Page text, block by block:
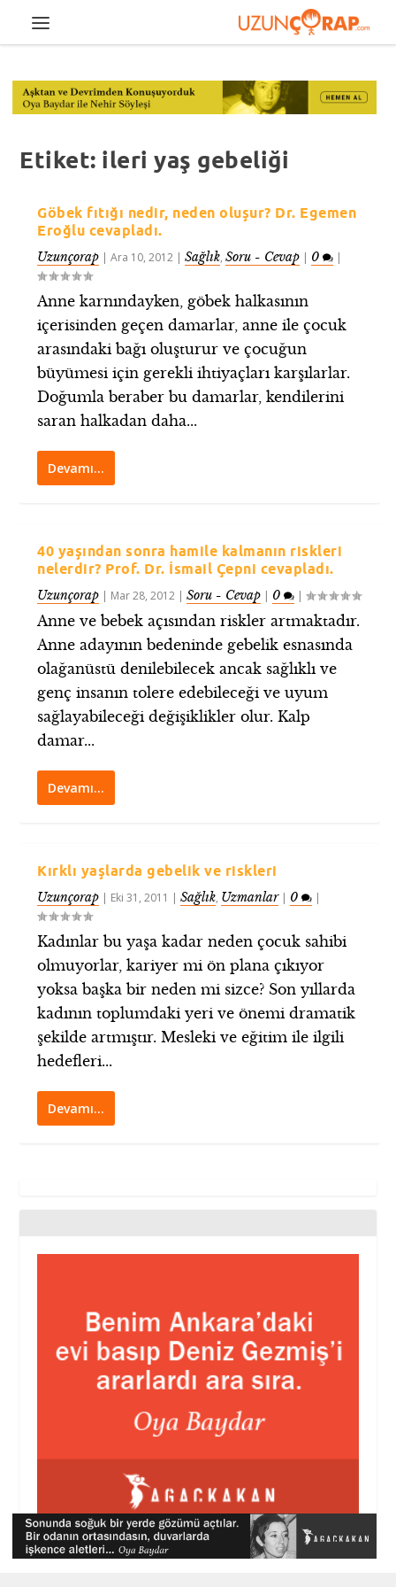
Etiket: ileri yaş gebeliği
Göbek fıtığı nedir, neden oluşur? Dr. Egemen
Eroğlu cevapladı.
Uzunçorap |Ara 10, 2012 |Sağlık,Soru - Cevap | 0 |
Anne karnındayken, göbek halkasının
içerisinden geçen damarlar, anne ile çocuk
arasındaki bağı oluşturur ve çocuğun
büyümesi için gerekli ihtiyaçları karşılarlar.
Doğumla beraber bu damarlar, kendilerini
saran halkadan daha...
Devamı…
40 yaşından sonra hamile kalmanın riskleri
nelerdir? Prof. Dr. İsmail Çepni cevapladı.
Uzunçorap | Mar 28, 2012 |Soru - Cevap | 0 |
Anne ve bebek açısından riskler artmaktadır.
Anne adayının bedeninde gebelik esnasında
olağanüstü denilebilecek ancak sağlıklı ve
genç insanın tolere edebileceği ve uyum
sağlayabileceği değişiklikler olur. Kalp
damar...
Devamı…
Kırklı yaşlarda gebelik ve riskleri
Uzunçorap | Eki 31, 2011 |Sağlık, Uzmanlar| 0 |
Kadınlar bu yaşa kadar neden çocuk sahibi
olmuyorlar, kariyer mi ön plana çıkıyor
yoksa başka bir neden mi sizce? Son yıllarda
kadının toplumdaki yeri ve önemi dramatik
şekilde artmıştır. Mesleki ve eğitim ile ilgili
hedefleri...
Devamı…